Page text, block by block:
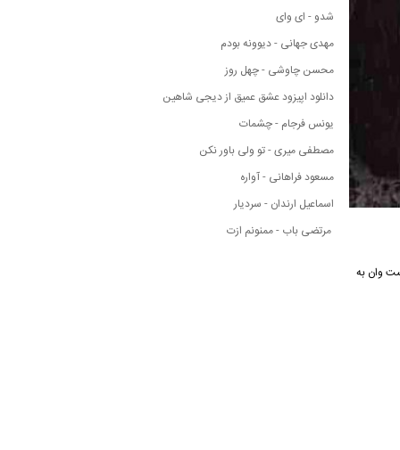
وان به
شدو - ای وای
مهدی جهانی - دیوونه بودم
محسن چاوشی - چهل روز
دانلود اپیزود عشق عمیق از دیجی شاهین
یونس فرجام - چشمات
مصطفی میری - تو ولی باور نکن
مسعود فراهانی - آواره
اسماعیل ارندان - سردیار
مرتضی باب - ممنونم ازت